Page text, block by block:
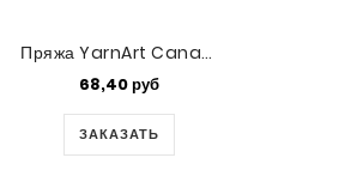
Пряжа YarnArt Canarias (5001)
68,40 руб
ЗАКАЗАТЬ